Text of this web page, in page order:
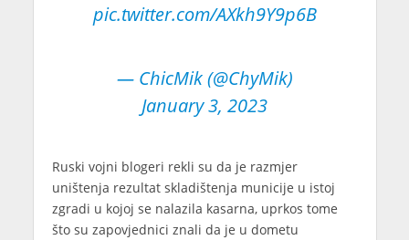
pic.twitter.com/AXkh9Y9p6B
— ChicMik (@ChyMik)
January 3, 2023
Ruski vojni blogeri rekli su da je razmjer
uništenja rezultat skladištenja municije u istoj
zgradi u kojoj se nalazila kasarna, uprkos tome
što su zapovjednici znali da je u dometu